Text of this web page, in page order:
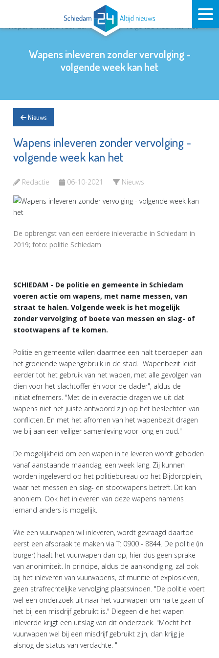
Wapens inleveren zonder vervolging -
volgende week kan het
Nieuws
Wapens inleveren zonder vervolging -
volgende week kan het
Redactie 06-10-2021 Nieuws
De opbrengst van een eerdere inleveractie in Schiedam in
2019; foto: politie Schiedam
SCHIEDAM - De politie en gemeente in Schiedam
voeren actie om wapens, met name messen, van
straat te halen. Volgende week is het mogelijk
zonder vervolging of boete van messen en slag- of
stootwapens af te komen.
Politie en gemeente willen daarmee een halt toeroepen aan
het groeiende wapengebruik in de stad. "Wapenbezit leidt
eerder tot het gebruik van het wapen, met alle gevolgen van
dien voor het slachtoffer én voor de dader", aldus de
initiatiefnemers. "Met de inleveractie dragen we uit dat
wapens niet het juiste antwoord zijn op het beslechten van
conflicten. En met het afromen van het wapenbezit dragen
we bij aan een veiliger samenleving voor jong en oud."
De mogelijkheid om een wapen in te leveren wordt geboden
vanaf aanstaande maandag, een week lang. Zij kunnen
worden ingeleverd op het politiebureau op het Bijdorpplein,
waar het messen en slag- en stootwapens betreft. Dit kan
anoniem. Ook het inleveren van deze wapens namens
iemand anders is mogelijk.
Wie een vuurwapen wil inleveren, wordt gevraagd daartoe
eerst een afspraak te maken via T: 0900 - 8844. De politie (in
burger) haalt het vuurwapen dan op; hier dus geen sprake
van anonimiteit. In principe, aldus de aankondiging, zal ook
bij het inleveren van vuurwapens, of munitie of explosieven,
geen strafrechtelijke vervolging plaatsvinden. "De politie voert
wel een onderzoek uit naar het vuurwapen om na te gaan of
het bij een misdrijf gebruikt is." Diegeen die het wapen
inleverde krijgt een uitslag van dit onderzoek. "Mocht het
vuurwapen wel bij een misdrijf gebruikt zijn, dan krijg je
alsnog de status van verdachte. "